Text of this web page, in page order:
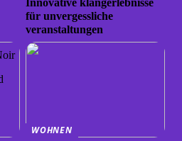
Innovative klangerlebnisse
für unvergessliche
veranstaltungen
WOHNEN